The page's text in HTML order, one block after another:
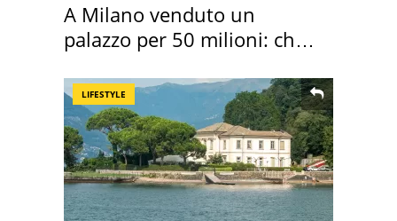
A Milano venduto un
palazzo per 50 milioni: chi
LIFESTYLE